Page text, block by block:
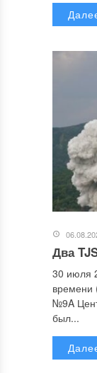
Два
30 июля
времени
№9A
был...